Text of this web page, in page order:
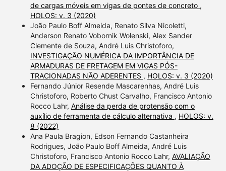
de cargas móveis em vigas de pontes de concreto ,
HOLOS: v. 3 (2020)
João Paulo Boff Almeida, Renato Silva Nicoletti,
Anderson Renato Vobornik Wolenski, Alex Sander
Clemente de Souza, André Luis Christoforo,
INVESTIGAÇÃO NUMÉRICA DA IMPORTÂNCIA DE
ARMADURAS DE FRETAGEM EM VIGAS PÓS-
TRACIONADAS NÃO ADERENTES , HOLOS: v. 3 (2020)
Fernando Júnior Resende Mascarenhas, André Luis
Christoforo, Roberto Chust Carvalho, Francisco Antonio
Rocco Lahr, Análise da perda de protensão com o
auxílio de ferramenta de cálculo alternativa , HOLOS: v.
8 (2022)
Ana Paula Bragion, Edson Fernando Castanheira
Rodrigues, João Paulo Boff Almeida, André Luis
Christoforo, Francisco Antonio Rocco Lahr, AVALIAÇÃO
DA ADOÇÃO DE ESPECIFICAÇÕES QUANTO À